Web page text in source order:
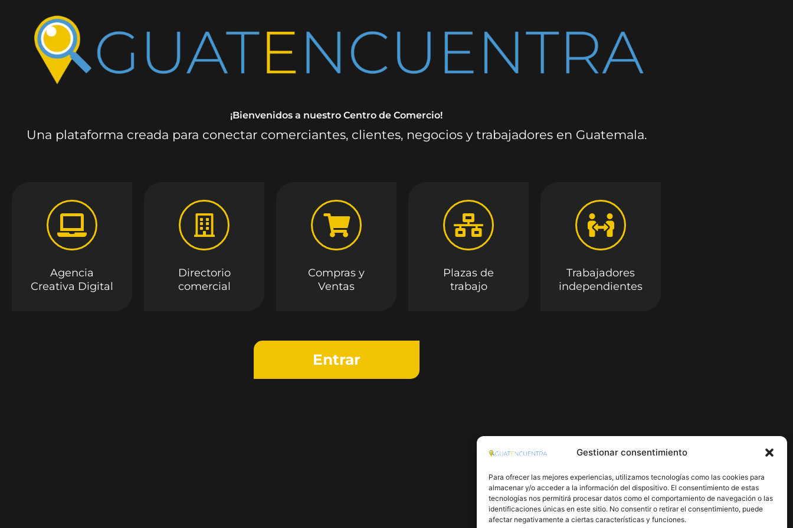
Gestionar consentimiento
Para ofrecer las mejores experiencias, utilizamos tecnologías como las cookies para
almacenar y/o acceder a la información del dispositivo. El consentimiento de estas
tecnologías nos permitirá procesar datos como el comportamiento de navegación o las
identificaciones únicas en este sitio. No consentir o retirar el consentimiento, puede
afectar negativamente a ciertas características y funciones.
¡Bienvenidos a nuestro Centro de Comercio!
Una plataforma creada para conectar comerciantes, clientes, negocios y trabajadores en Guatemala.
Agencia
Creativa Digital
Directorio
comercial
Compras y
Ventas
Plazas de
trabajo
Trabajadores
independientes
Entrar